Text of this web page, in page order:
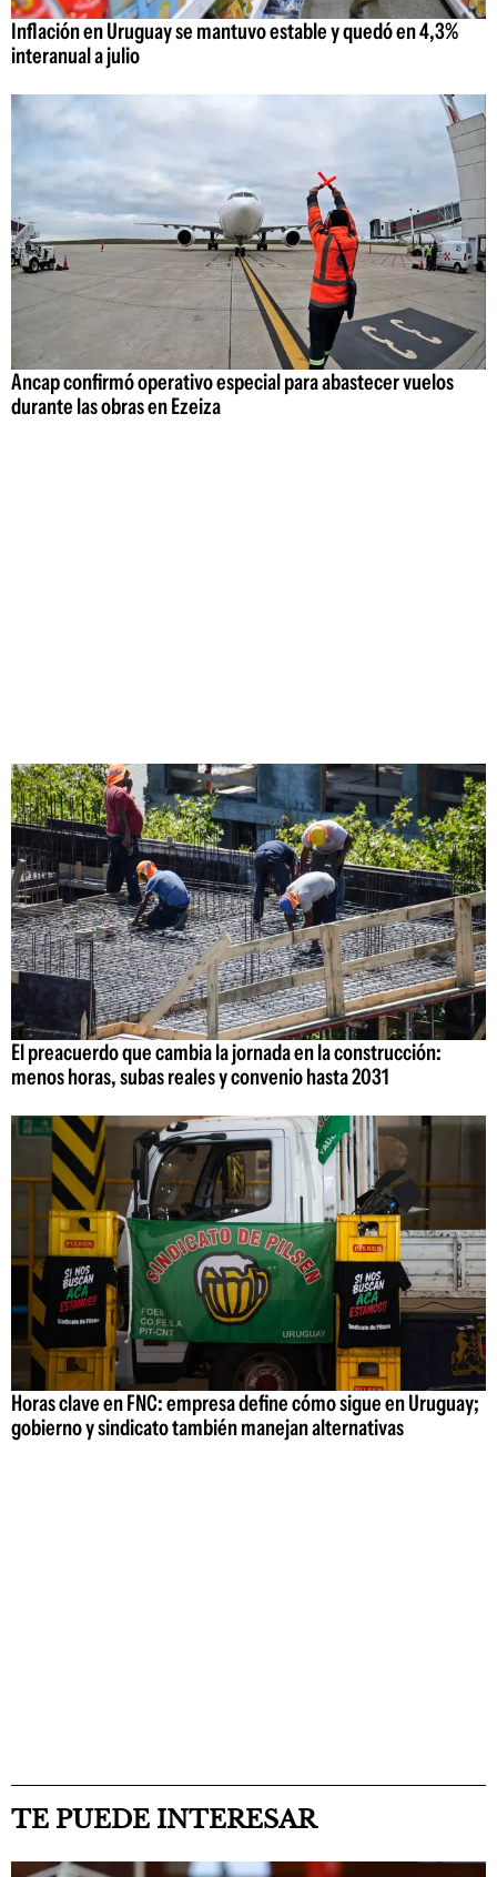
Inflación en Uruguay se mantuvo estable y quedó en 4,3%
interanual a julio
Ancap confirmó operativo especial para abastecer vuelos
durante las obras en Ezeiza
El preacuerdo que cambia la jornada en la construcción:
menos horas, subas reales y convenio hasta 2031
Horas clave en FNC: empresa define cómo sigue en Uruguay;
gobierno y sindicato también manejan alternativas
TE PUEDE INTERESAR